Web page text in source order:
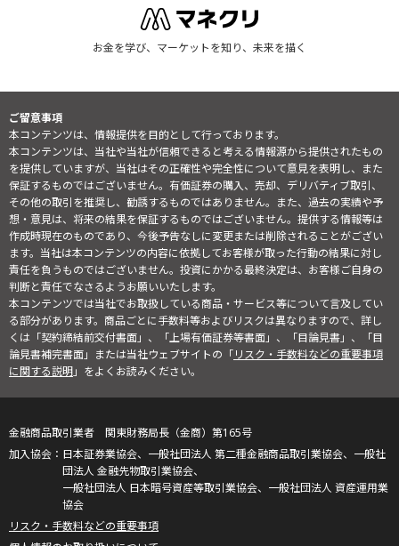
お金を学び、マーケットを知り、未来を描く
ご留意事項
本コンテンツは、情報提供を目的として行っております。
本コンテンツは、当社や当社が信頼できると考える情報源から提供されたもの
を提供していますが、当社はその正確性や完全性について意見を表明し、また
保証するものではございません。有価証券の購入、売却、デリバティブ取引、
その他の取引を推奨し、勧誘するものではありません。また、過去の実績や予
想・意見は、将来の結果を保証するものではございません。提供する情報等は
作成時現在のものであり、今後予告なしに変更または削除されることがござい
ます。当社は本コンテンツの内容に依拠してお客様が取った行動の結果に対し
責任を負うものではございません。投資にかかる最終決定は、お客様ご自身の
判断と責任でなさるようお願いいたします。
本コンテンツでは当社でお取扱している商品・サービス等について言及してい
る部分があります。商品ごとに手数料等およびリスクは異なりますので、詳し
くは「契約締結前交付書面」、「上場有価証券等書面」、「目論見書」、「目
論見書補完書面」または当社ウェブサイトの「リスク・手数料などの重要事項
に関する説明」をよくお読みください。
金融商品取引業者 関東財務局長（金商）第165号
日本証券業協会、一般社団法人 第二種金融商品取引業協会、一般社
団法人 金融先物取引業協会、
一般社団法人 日本暗号資産等取引業協会、一般社団法人 資産運用業
協会
リスク・手数料などの重要事項